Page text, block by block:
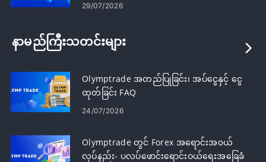
29/07/2026
နာမည်ကြီးသတင်းများ
Olymptrade အတည်ပြုခြင်း၊ အပ်ငွေနှင့် ငွေ
ထုတ်ခြင်း FAQ
24/07/2026
Olymptrade တွင် Forex အရောင်းအ၀ယ်
လုပ်နည်း- ပလပ်ဖောင်းရောင်းဝယ်ရေးအခြေခံ